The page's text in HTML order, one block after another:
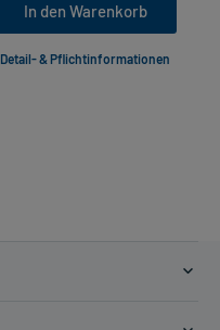
In den Warenkorb
Detail- & Pflichtinformationen